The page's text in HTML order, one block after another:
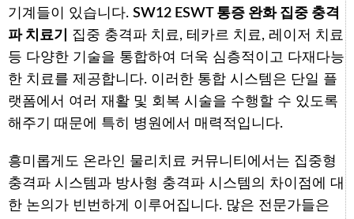
기계들이 있습니다. SW12 ESWT 통증 완화 집중 충격
파 치료기
집중 충격파 치료, 테카르 치료, 레이저 치료
등 다양한 기술을 통합하여 더욱 심층적이고 다재다능
한 치료를 제공합니다. 이러한 통합 시스템은 단일 플
랫폼에서 여러 재활 및 회복 시술을 수행할 수 있도록
해주기 때문에 특히 병원에서 매력적입니다.
흥미롭게도 온라인 물리치료 커뮤니티에서는 집중형
충격파 시스템과 방사형 충격파 시스템의 차이점에 대
한 논의가 빈번하게 이루어집니다. 많은 전문가들은